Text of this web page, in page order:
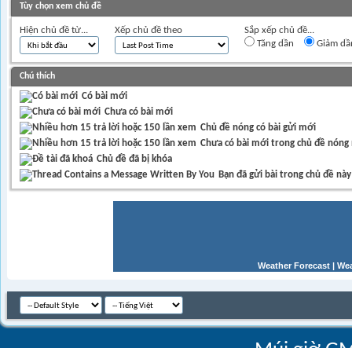
Tùy chọn xem chủ đề
Hiện chủ đề từ... Xếp chủ đề theo
Sắp xếp chủ đề...
Tăng dần
Giảm
Chú thích
Có bài mới
Chưa có bài mới
Chủ đề nóng có bài gửi mới
Chưa có bài mới trong chủ đề nóng
Chủ đề đã bị khóa
Bạn đã gửi bài trong chủ đề này
Weather Forecast |